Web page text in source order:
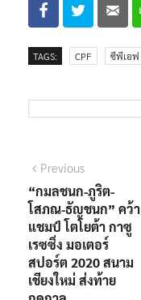
TAGS: CPF ซีพีเอฟ
Previous
“กมลชนก-ภูริต-
โสภณ-ธัญชนก” คว้า
แชมป์ โตโยต้า กาซู
เรซซิ่ง มอเตอร์
สปอร์ต 2020 สนาม
เชียงใหม่ ส่งท้าย